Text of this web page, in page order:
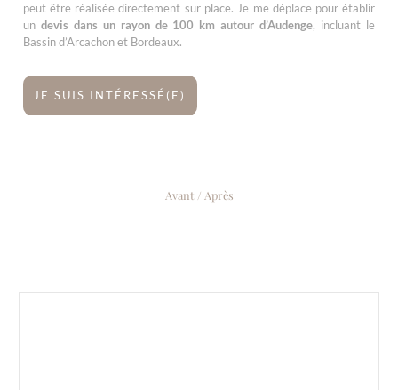
peut être réalisée directement sur place. Je me déplace pour établir
un devis dans un rayon de 100 km autour d’Audenge, incluant le
Bassin d’Arcachon et Bordeaux.
JE SUIS INTÉRESSÉ(E)
Avant / Après